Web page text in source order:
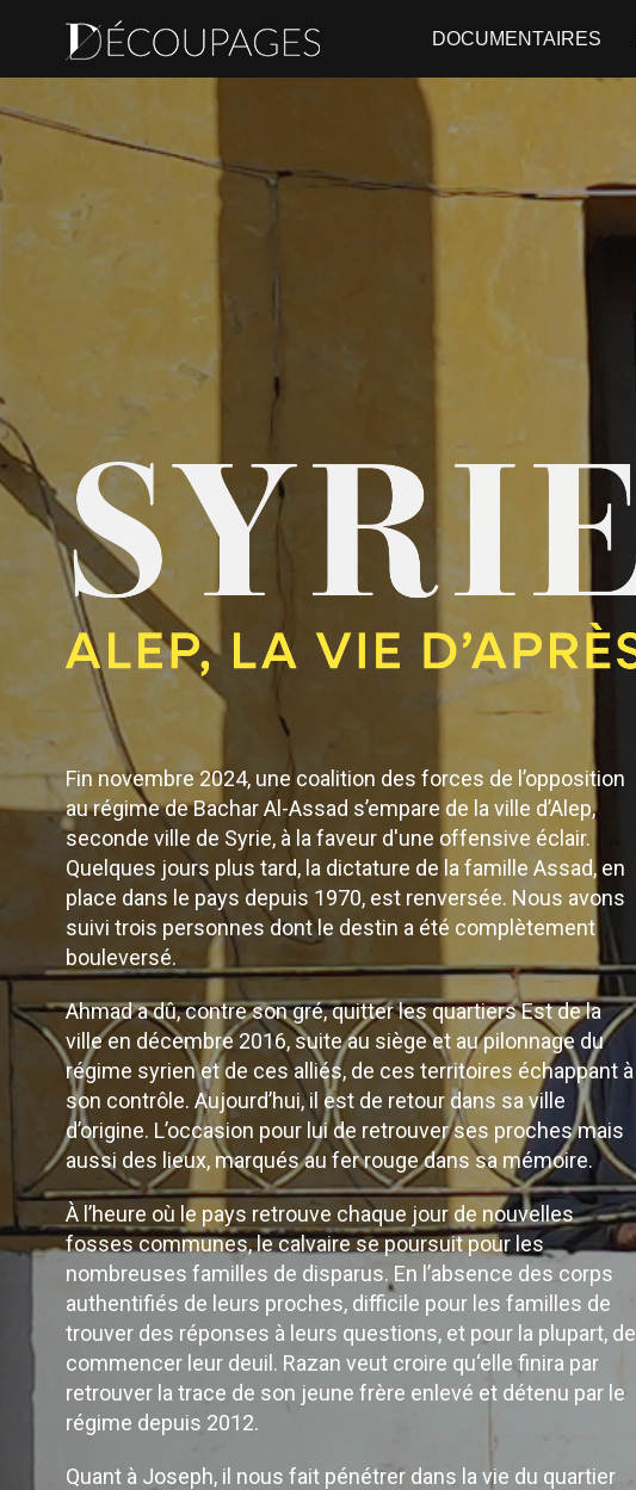
DOCUMENTAIRES
Fin novembre 2024, une coalition des forces de l’opposition
au régime de Bachar Al-Assad s’empare de la ville d’Alep,
seconde ville de Syrie, à la faveur d'une offensive éclair.
Quelques jours plus tard, la dictature de la famille Assad, en
place dans le pays depuis 1970, est renversée. Nous avons
suivi trois personnes dont le destin a été complètement
bouleversé.
Ahmad a dû, contre son gré, quitter les quartiers Est de la
ville en décembre 2016, suite au siège et au pilonnage du
régime syrien et de ces alliés, de ces territoires échappant à
son contrôle. Aujourd’hui, il est de retour dans sa ville
d’origine. L’occasion pour lui de retrouver ses proches mais
aussi des lieux, marqués au fer rouge dans sa mémoire.
À l’heure où le pays retrouve chaque jour de nouvelles
fosses communes, le calvaire se poursuit pour les
nombreuses familles de disparus. En l’absence des corps
authentifiés de leurs proches, difficile pour les familles de
trouver des réponses à leurs questions, et pour la plupart, de
commencer leur deuil. Razan veut croire qu‘elle finira par
retrouver la trace de son jeune frère enlevé et détenu par le
régime depuis 2012.
Quant à Joseph, il nous fait pénétrer dans la vie du quartier